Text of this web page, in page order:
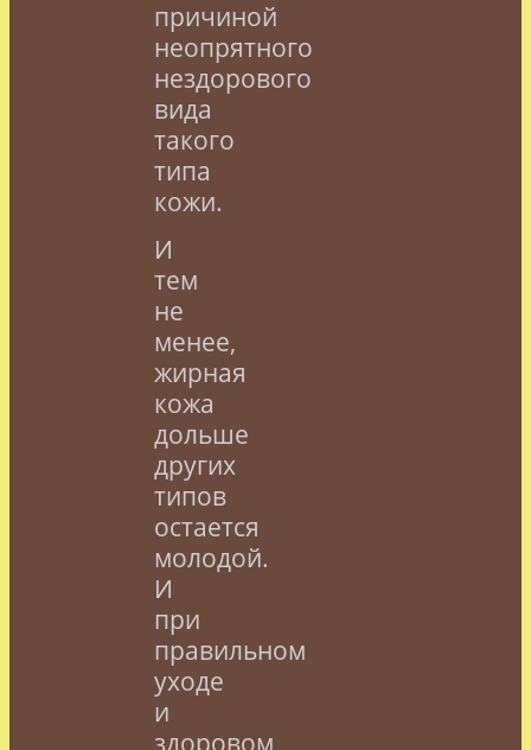
причиной
неопрятного
нездорового
вида
такого
типа
кожи.
И
тем
не
менее,
жирная
кожа
дольше
других
типов
остается
молодой.
И
при
правильном
уходе
и
здоровом